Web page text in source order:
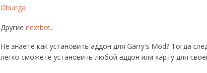
Obunga
Другие nextbot.
Не знаете как установить аддон для Garry's Mod? Тогда
легко сможете установить любой аддон или карту для